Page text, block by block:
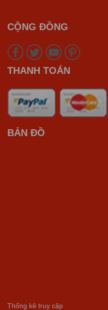
CỘNG ĐỒNG
THANH TOÁN
BẢN ĐỒ
Thống kê truy cập